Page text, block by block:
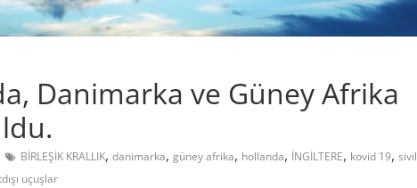
Danimarka ve Güney Afrika
BİRLEŞİK KRALLIK, danimarka, güney afrika, hollanda, İNGİLTERE, kovid 19, sivil
uçuşlar